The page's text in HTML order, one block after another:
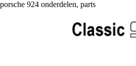
porsche 924 onderdelen, parts